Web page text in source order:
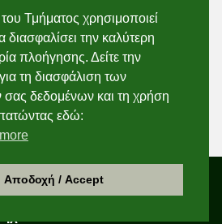
151 22, Marousi, Attiki
2896750
Εκπαιδευτικών
Εκπαιδευτικών
Τμήματος χρησιμοποιεί
διασφαλίσει την καλύτερη
πλοήγησης. Δείτε την
τη διασφάλιση των
δεδομένων και τη χρήση
εδώ:
Αποδοχή / Accept